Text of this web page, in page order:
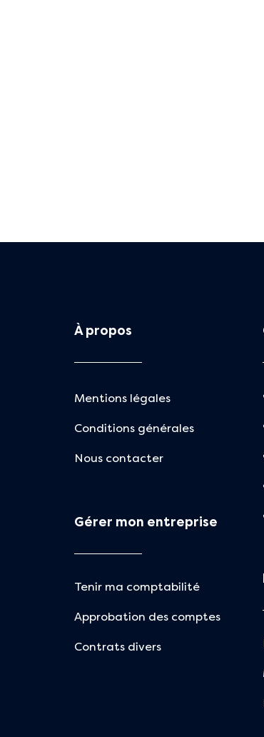
À propos
Mentions légales
Conditions générales
Nous contacter
Gérer mon entreprise
Tenir ma comptabilité
Approbation des comptes
Contrats divers